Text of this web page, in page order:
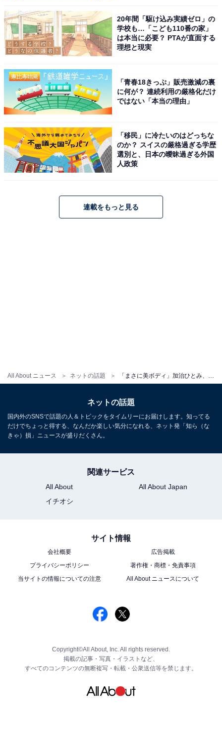
All About ニュース ネットの話題
20年間「駆け込み実績ゼロ」の
学校も…「こども110番の家」
は本当に必要？ PTAが直面する
理想と現実
「青春18きっぷ」販売激減の裏
に何が？ 連続利用の厳格化だけ
ではない「本当の理由」
「移民」に冷たいのはどっちな
のか？ スイスの厳格過ぎる学歴
選別と、日本の曖昧過ぎる外国
人政策
連載をもっと見る
ネットの話題
国内外のSNSで話題の人＆トピックをタイムリーにお届けします。知ってる
だけでちょっと得する、なんだか楽しい気分になれる、ネット発「知ら（な
きゃ）損」ニュースが盛りだくさん。
関連サービス
All About
All About Japan
イチオシ
サイト情報
会社概要
広告掲載
プライバシーポリシー
著作権・商標・免責事項
当サイトの情報についての注意
All About ニュースについて
Copyright©All About, Inc. All rights reserved.
掲載の記事・写真・イラストなど、
すべてのコンテンツの無断複写・転載・公衆送信等を禁じます。